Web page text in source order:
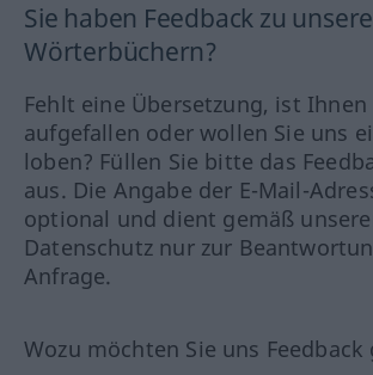
Sie haben Feedback zu
Wörterbüchern?
Fehlt eine Übersetzung, ist Ihnen
aufgefallen oder wollen Sie uns
loben? Füllen Sie bitte das
aus. Die Angabe der E-Mail-
optional und dient gemäß
Datenschutz nur zur
Anfrage.
Wozu möchten Sie uns Feedback